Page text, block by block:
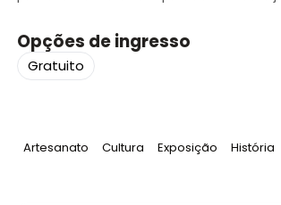
Opções de ingresso
Gratuito
Tag:
Artesanato Tag:
Cultura Tag:
Exposição Tag:
História